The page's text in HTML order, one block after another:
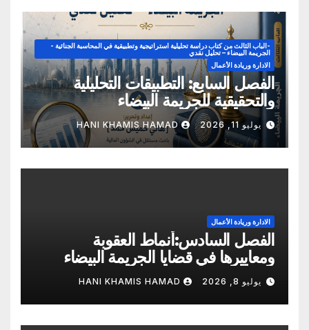
-الباب الثالث من كتاب دراسة تحليلية استراتيجية وتطبيقية في المحاسبة الجنائية -
الجريمة البيضاء – تحليل نقدي
الادارة وريادة الأعمال
الفصل السابع: التطبيقات التحليلية
والتحقيقية للجريمة البيضاء
يوليو 11, 2026 HANI KHAMIS HAMAD
الادارة وريادة الأعمال
الفصل السادس:أنماط العقوبة
ومعاييرها في قضايا الجريمة البيضاء
يوليو 8, 2026 HANI KHAMIS HAMAD